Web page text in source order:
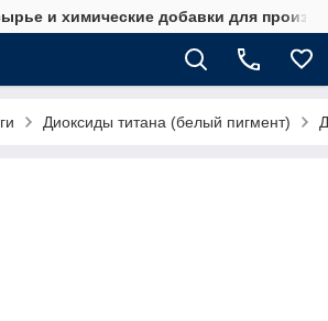
и химические добавки для
Диоксиды титана (белый пигмент)